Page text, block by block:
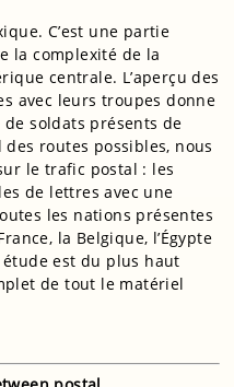
C’est une partie
la complexité de la
centrale. L’aperçu des
avec leurs troupes donne
soldats présents de
routes possibles, nous
le trafic postal : les
de lettres avec une
les nations présentes
la Belgique, l’Égypte
étude est du plus haut
de tout le matériel